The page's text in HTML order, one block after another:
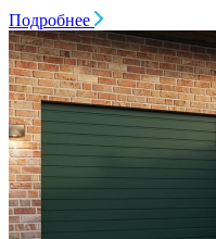
Подробнее